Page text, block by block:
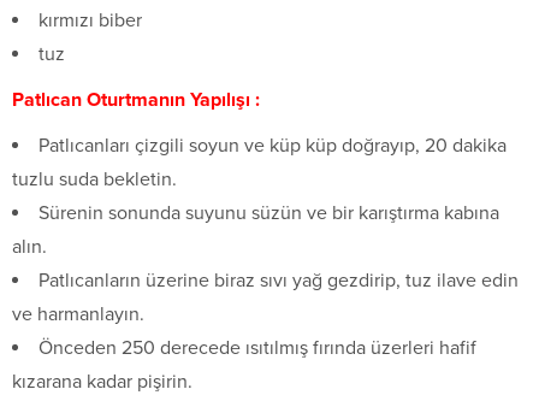
kırmızı biber
tuz
Patlıcan Oturtmanın Yapılışı :
Patlıcanları çizgili soyun ve küp küp doğrayıp, 20 dakika
tuzlu suda bekletin.
Sürenin sonunda suyunu süzün ve bir karıştırma kabına
alın.
Patlıcanların üzerine biraz sıvı yağ gezdirip, tuz ilave edin
ve harmanlayın.
Önceden 250 derecede ısıtılmış fırında üzerleri hafif
kızarana kadar pişirin.